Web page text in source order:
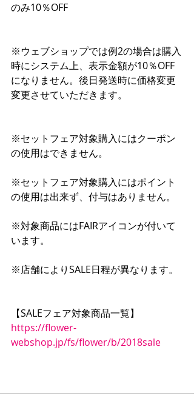
のみ10％OFF
※ウェブショップでは例2の場合は購入
時にシステム上、表示金額が10％OFF
になりません。後日発送時に価格変更
変更させていただきます。
※セットフェア対象購入にはクーポン
の使用はできません。
※セットフェア対象購入にはポイント
の使用は出来ず、付与はありません。
※対象商品にはFAIRアイコンが付いて
います。
※店舗によりSALE日程が異なります。
【SALEフェア対象商品一覧】
https://flower-
webshop.jp/fs/flower/b/2018sale